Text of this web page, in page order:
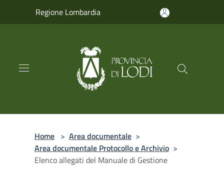
Regione Lombardia
Home > Area documentale >
Area documentale Protocollo e Archivio >
Elenco allegati del Manuale di Gestione